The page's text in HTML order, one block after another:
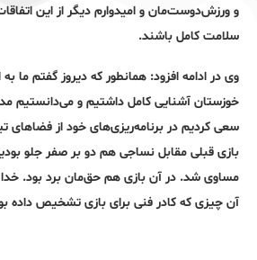
و ورزش‌دوست‌مان و امیدوارم دیگر از این
سلامت کامل باشند.
وی در ادامه افزود: همانطور که دیروز گفتم ما
خوزستان آشنایی کامل داشتیم و می‌دانستیم
سعی کردیم در برنامه‌ریزی‌های خود از فضاهای
بازی قبلی مقابل نساجی هم دو بر صفر جلو
مساوی شد. در آن بازی هم حق‌مان برد بود.
آن چیزی که کادر فنی برای بازی تشخیص داده